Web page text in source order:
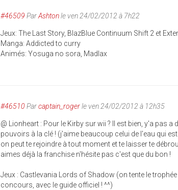
#46509 ParAshtonle ven 24/02/2012 à 7h22
Jeux: The Last Story, BlazBlue Continuum Shift 2 et
Manga: Addicted to curry
Animés: Yosuga no sora, Madlax
#46510 Parcaptain_rogerle ven 24/02/2012 à 12h35
@ Lionheart : Pour le Kirby sur wii ? Il est bien, y'a pas
pouvoirs à la clé ! (j'aime beaucoup celui de l'eau qui
on peut te rejoindre à tout moment et te laisser te
aimes déjà la franchise n'hésite pas c'est que du bon !
Jeux : Castlevania Lords of Shadow (on tente le
concours, avec le guide officiel ! ^^)